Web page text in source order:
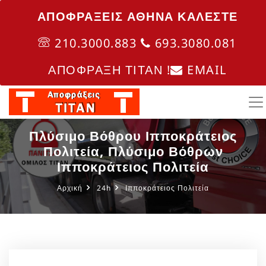
ΑΠΟΦΡΑΞΕΙΣ ΑΘΗΝΑ ΚΑΛΈΣΤΕ
210.3000.883
693.3080.081
ΑΠΟΦΡΑΞΗ ΤΙΤΑΝ !
EMAIL
Πλύσιμο Βόθρου Ιπποκράτειος
Πολιτεία, Πλύσιμο Βόθρων
Ιπποκράτειος Πολιτεία
Αρχική 24h Ιπποκράτειος Πολιτεία